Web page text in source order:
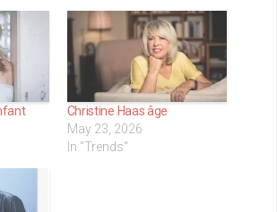
Christine Haas âge
May 23, 2026
In "Trends"